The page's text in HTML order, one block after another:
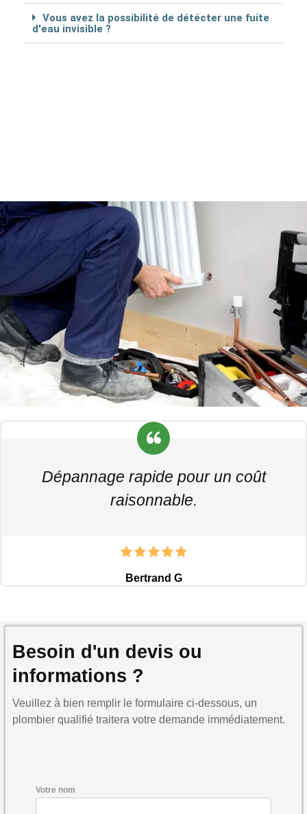
Vous avez la possibilité de détécter une fuite
d'eau invisible ?
Dépannage rapide pour un coût
raisonnable.
Bertrand G
Besoin d'un devis ou
informations ?
Veuillez à bien remplir le formulaire ci-dessous, un
plombier qualifié traitera votre demande immédiatement.
Votre nom